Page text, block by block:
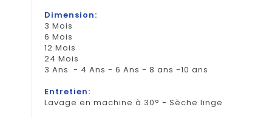
Dimension:
3 Mois
6 Mois
12 Mois
24 Mois
3 Ans - 4 Ans - 6 Ans - 8 ans -10 ans
Entretien:
Lavage en machine à 30° - Sèche linge